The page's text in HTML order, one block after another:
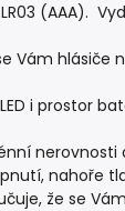
(AAA).
Vám hlásiče
i prostor
nerovnosti
nahoře
že se